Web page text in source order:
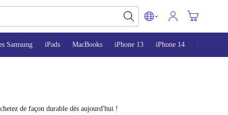
Samsung iPads MacBooks iPhone 13 iPhone 14 iPhone 15
de façon durable dès aujourd'hui !